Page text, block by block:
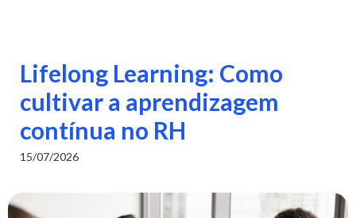
Lifelong Learning: Como
cultivar a aprendizagem
contínua no RH
15/07/2026